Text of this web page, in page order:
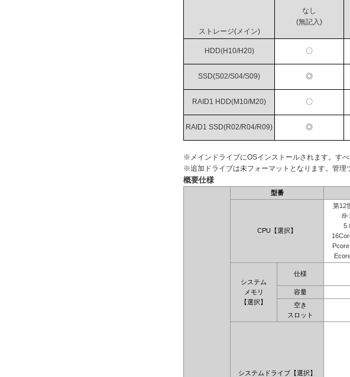
ストレージ(メイン)
なし
(無記入)
HDD(H10/H20) 〇
SSD(S02/S04/S09) ◎
RAID1 HDD(M10/M20) 〇
RAID1 SSD(R02/R04/R09) ◎
※メインドライブにOSインストールされます。す
※追加ドライブは未フォーマットとなります。管
概要仕様
型番
CPU【選択】
第12
i9-
システム
メモリ
【選択】
仕様
容量
空き
スロット
システムドライブ【選択】